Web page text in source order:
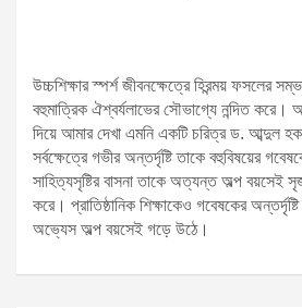
উচ্চশিক্ষার স্পর্শ জীবনক্ষেত্রে হিরন্ময় ফসলের
বহুমাত্রিক ঐশ্বর্যলাভের সৌভাগ্যে নন্দিত করে।
দিয়ে আমার দেখা এমনি একটি চরিত্র ড. আব্দুল
সর্বক্ষেত্রে গভীর অন্তর্দৃষ্টি তাকে বহুবিষয়ের
সাহিত্যসৃষ্টির বাসনা তাকে অত্যন্ত অল্প বয়সেই
করে। প্রাতিষ্ঠানিক শিক্ষাকেও গবেষকের
অভ্যেস অল্প বয়সেই গড়ে উঠে।